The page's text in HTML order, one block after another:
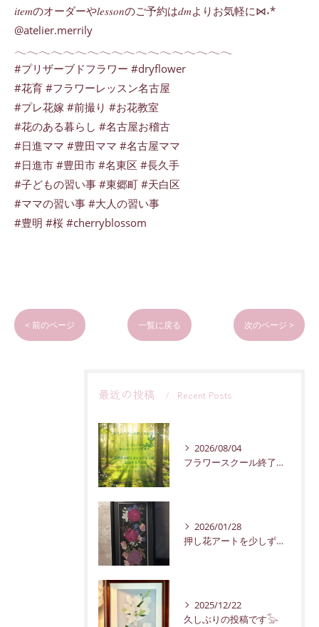
𝑖𝑡𝑒𝑚のオーダーや𝑙𝑒𝑠𝑠𝑜𝑛のご予約は𝑑𝑚よりお気軽に⋈˖*
@atelier.merrily
𓂃𓂃𓂃𓂃𓂃𓂃𓂃𓂃𓂃𓂃𓂃𓂃𓂃𓂃𓂃𓂃𓂃𓂃
#プリザーブドフラワー #dryflower
#花育 #フラワーレッスン名古屋
#プレ花嫁 #前撮り #お花教室
#花のある暮らし #名古屋お稽古
#日進ママ #豊田ママ #名古屋ママ
#日進市 #豊田市 #名東区 #長久手
#子どもの習い事 #東郷町 #天白区
#ママの習い事 #大人の習い事
#豊明 #桜 #cherryblossom
< 前のページ 一覧に戻る 次のページ >
最近の投稿 Recent Posts
2026/08/04
フラワースクール終了のお知らせ
2026/01/28
押し花アートを少しずつ紹介していきます。
2025/12/22
久しぶりの投稿です𓅭